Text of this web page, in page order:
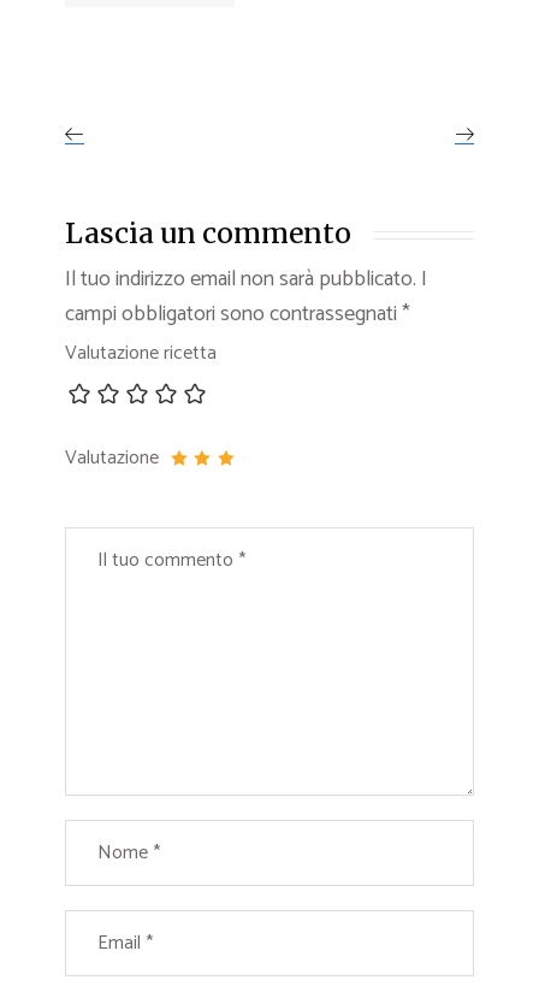
Lascia un commento
Il tuo indirizzo email non sarà pubblicato. I
campi obbligatori sono contrassegnati*
Valutazione ricetta
Valutazione